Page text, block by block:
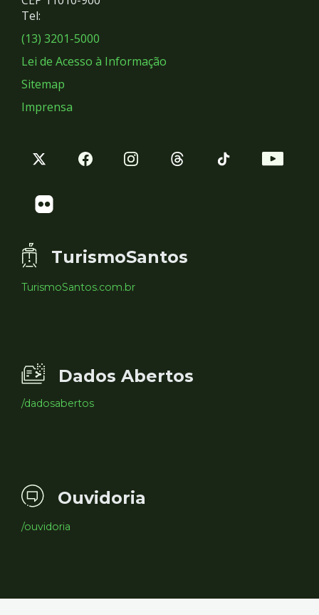
Sociais
Tel:
(13) 3201-5000
Lei de Acesso à Informação
Sitemap
Imprensa
TurismoSantos
TurismoSantos.com.br
Dados Abertos
/dadosabertos
Ouvidoria
/ouvidoria